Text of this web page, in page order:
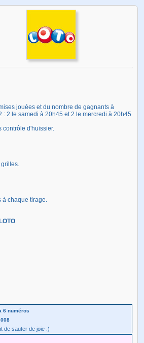
jouées et du nombre de gagnants à
2 le samedi à 20h45 et 2 le mercredi à 20h45
contrôle d'huissier.
grilles.
à chaque tirage.
LOTO.
6 numéros
de sauter de joie :)